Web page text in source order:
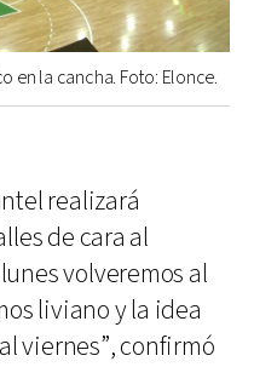
en la cancha. Foto: Elonce.
realizará
de cara al
volveremos al
liviano y la idea
viernes”, confirmó